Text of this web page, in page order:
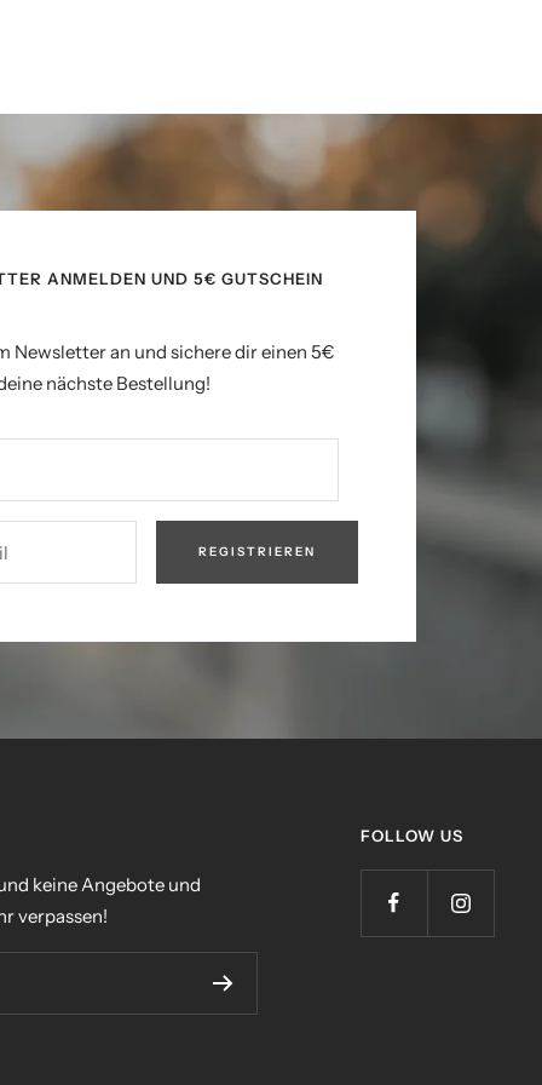
ANMELDEN UND 5€ GUTSCHEIN
Newsletter an und sichere dir einen 5€
nächste Bestellung!
REGISTRIEREN
keine Angebote und
verpassen!
FOLLOW US